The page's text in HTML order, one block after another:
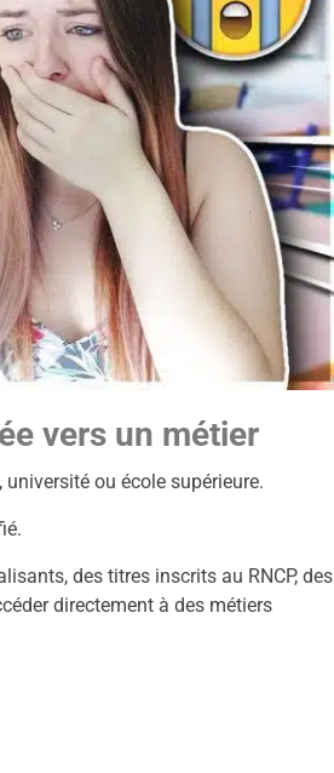
vers un métier
ou école supérieure.
des titres inscrits au RNCP, des
directement à des métiers